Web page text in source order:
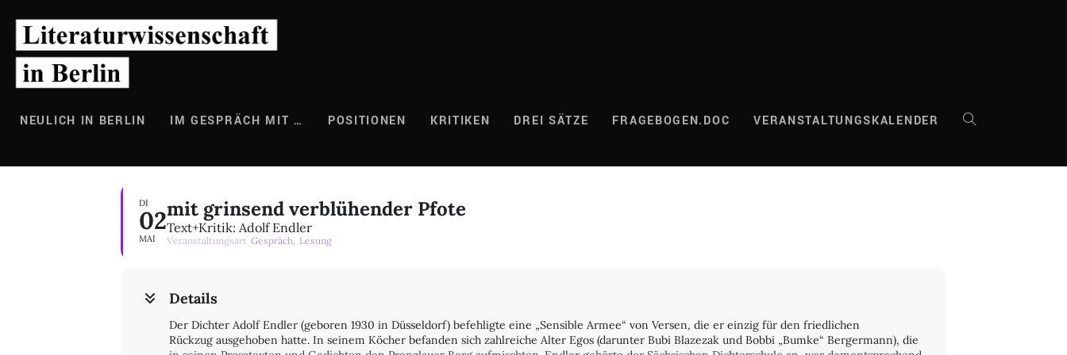
Inhalt
springen
NEULICH IN BERLIN IM GESPRÄCH MIT … POSITIONEN KRITIKEN DREI SÄTZE FRAGEBOGEN.DOC VERANSTALTUNGSKALENDER WEBSITE-
DI
02
MAI
mit grinsend verblühender Pfote
Text+Kritik: Adolf Endler
Veranstaltungsart Gespräch, Lesung
Details
Der Dichter Adolf Endler (geboren 1930 in Düsseldorf) befehligte eine „Sensible Armee“ von Versen, die er einzig für den friedlichen
Rückzug ausgehoben hatte. In seinem Köcher befanden sich zahlreiche Alter Egos (darunter Bubi Blazezak und Bobbi „Bumke“ Bergermann), die